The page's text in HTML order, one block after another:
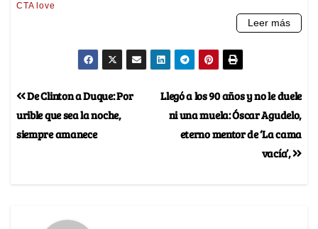
Llegó a los 90 años y no le duele
ni una muela: Óscar Agudelo,
eterno mentor de ‘La cama
vacía’,
De Clinton a Duque: Por
urible que sea la noche,
siempre amanece